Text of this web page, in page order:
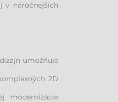
v náročnejších
umožňuje
2D
modernizácie